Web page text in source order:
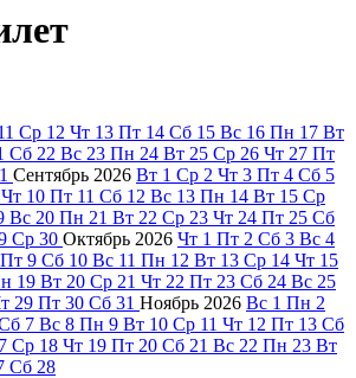
Ср 12 Чт 13 Пт 14 Сб 15 Вс 16 Пн 17 Вт
Сб 22 Вс 23 Пн 24 Вт 25 Ср 26 Чт 27 Пт
Сентябрь 2026 Вт 1 Ср 2 Чт 3 Пт 4 Сб 5
Чт 10 Пт 11 Сб 12 Вс 13 Пн 14 Вт 15 Ср
Вс 20 Пн 21 Вт 22 Ср 23 Чт 24 Пт 25 Сб
Ср 30 Октябрь 2026 Чт 1 Пт 2 Сб 3 Вс 4
Пт 9 Сб 10 Вс 11 Пн 12 Вт 13 Ср 14 Чт 15
19 Вт 20 Ср 21 Чт 22 Пт 23 Сб 24 Вс 25
29 Пт 30 Сб 31 Ноябрь 2026 Вс 1 Пн 2
7 Вс 8 Пн 9 Вт 10 Ср 11 Чт 12 Пт 13 Сб
Ср 18 Чт 19 Пт 20 Сб 21 Вс 22 Пн 23 Вт
Сб 28